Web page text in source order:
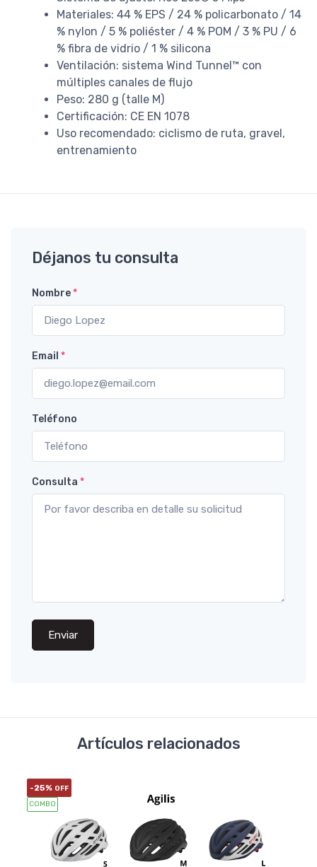
Materiales: 44 % EPS / 24 % policarbonato / 14
% nylon / 5 % poliéster / 4 % POM / 3 % PU / 6
% fibra de vidrio / 1 % silicona
Ventilación: sistema Wind Tunnel™ con
múltiples canales de flujo
Peso: 280 g (talle M)
Certificación: CE EN 1078
Uso recomendado: ciclismo de ruta, gravel,
entrenamiento
Déjanos tu consulta
Nombre*
Email *
Teléfono
Consulta *
Enviar
Artículos relacionados
-25% OFF
COMBO